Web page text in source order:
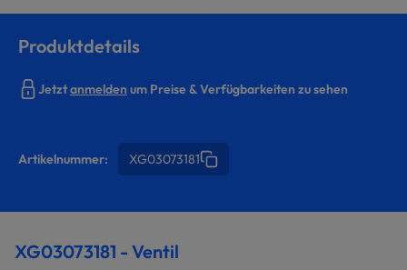
Produktdetails
Jetztanmeldenum Preise & Verfügbarkeiten zu sehen
Artikelnummer: XG03073181
XG03073181 - Ventil